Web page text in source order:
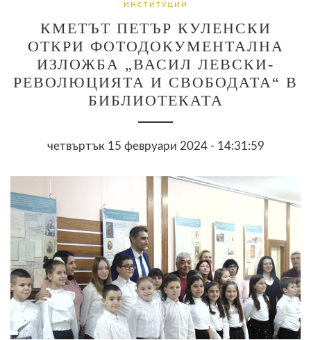
ИНСТИТУЦИИ
КМЕТЪТ ПЕТЪР КУЛЕНСКИ
ОТКРИ ФОТОДОКУМЕНТАЛНА
ИЗЛОЖБА „ВАСИЛ ЛЕВСКИ-
РЕВОЛЮЦИЯТА И СВОБОДАТА“ В
БИБЛИОТЕКАТА
четвъртък 15 февруари 2024 - 14:31:59